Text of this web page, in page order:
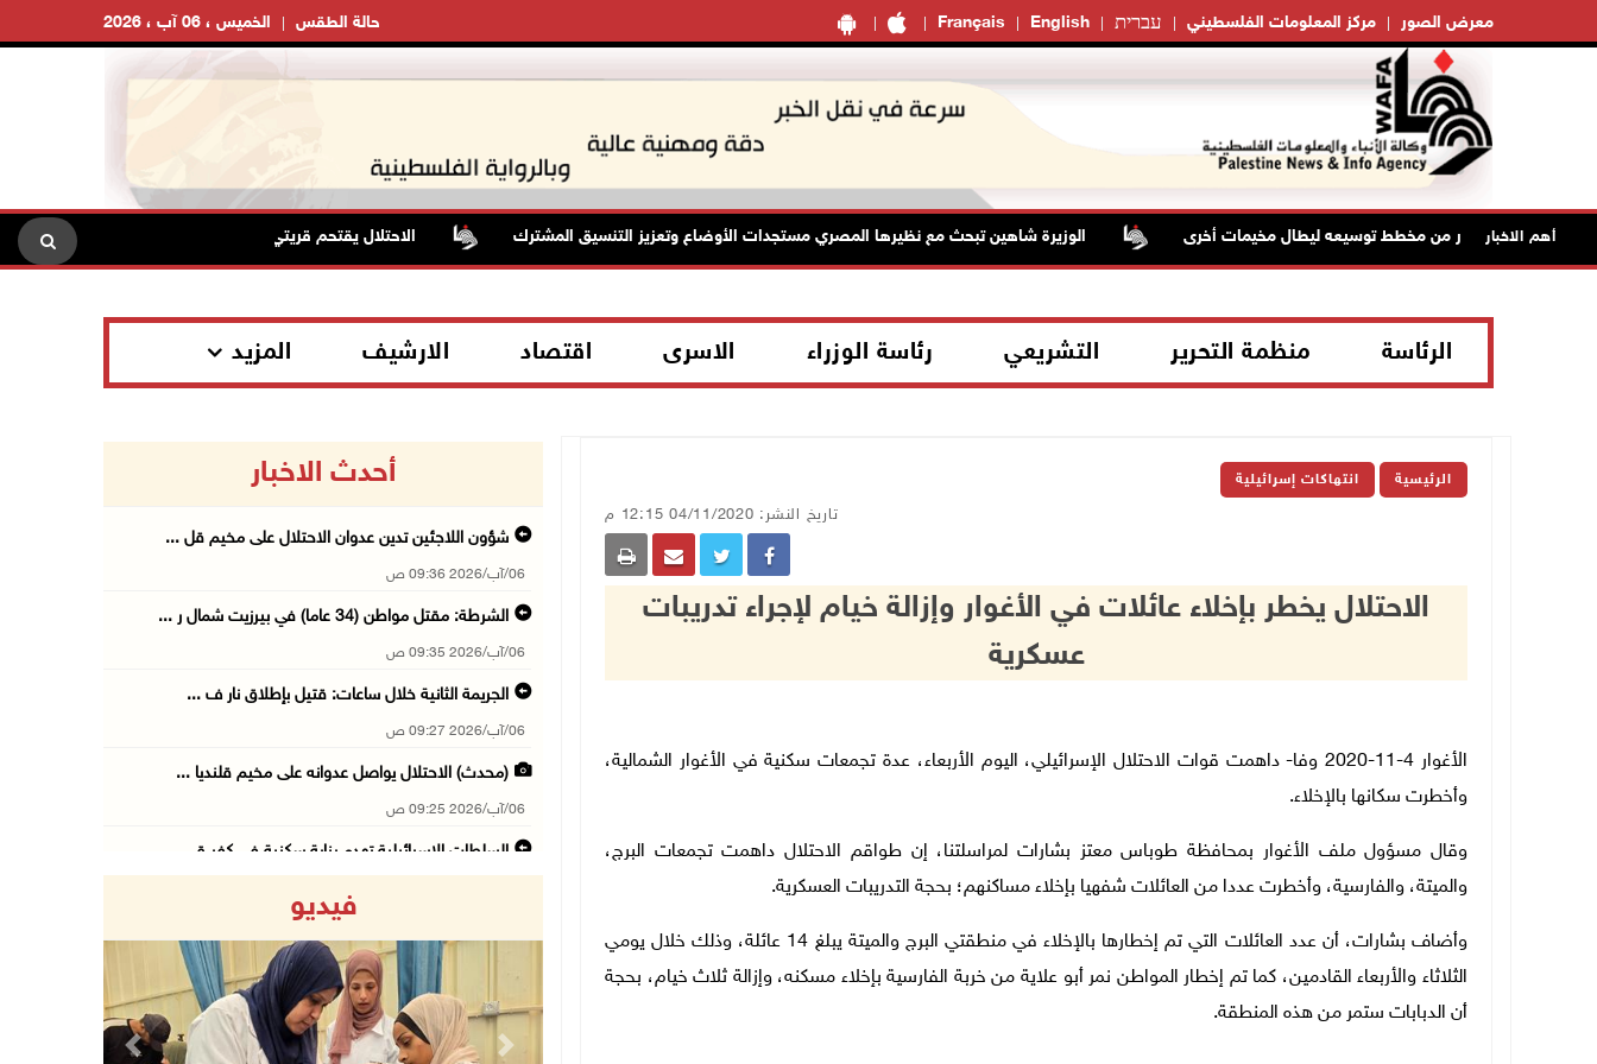
Français English עברית مركز المعلومات الفلسطيني معرض الصور الخميس ، 06 آب ، 2026 حالة الطقس
أهم الاخبار
قلنديا وتحذر من مخطط توسيعه ليطال مخيمات أخرى الوزيرة شاهين تبحث مع نظيرها المصري مستجدات الأوضاع وتعزيز التنسيق المشترك الاحتلال يقتحم قريتي اللبن الشرقية وعمورية جنوب نابلس
الرئاسة منظمة التحرير التشريعي رئاسة الوزراء الاسرى اقتصاد الارشيف المزيد
الرئيسية انتهاكات إسرائيلية
تاريخ النشر: 04/11/2020 12:15 م
الاحتلال يخطر بإخلاء عائلات في الأغوار وإزالة خيام لإجراء تدريبات
عسكرية
الأغوار 4-11-2020 وفا- داهمت قوات الاحتلال الإسرائيلي، اليوم الأربعاء، عدة تجمعات سكنية في الأغوار الشمالية،
وأخطرت سكانها بالإخلاء.
وقال مسؤول ملف الأغوار بمحافظة طوباس معتز بشارات لمراسلتنا، إن طواقم الاحتلال داهمت تجمعات البرج،
والميتة، والفارسية، وأخطرت عددا من العائلات شفهيا بإخلاء مساكنهم؛ بحجة التدريبات العسكرية.
وأضاف بشارات، أن عدد العائلات التي تم إخطارها بالإخلاء في منطقتي البرج والميتة يبلغ 14 عائلة، وذلك خلال يومي
الثلاثاء والأربعاء القادمين، كما تم إخطار المواطن نمر أبو علاية من خربة الفارسية بإخلاء مسكنه، وإزالة ثلاث خيام، بحجة
أن الدبابات ستمر من هذه المنطقة.
أحدث الاخبار
شؤون اللاجئين تدين عدوان الاحتلال على مخيم قل ...
06/آب/2026 09:36 ص
الشرطة: مقتل مواطن (34 عاما) في بيرزيت شمال ر ...
06/آب/2026 09:35 ص
الجريمة الثانية خلال ساعات: قتيل بإطلاق نار ف ...
06/آب/2026 09:27 ص
(محدث) الاحتلال يواصل عدوانه على مخيم قلنديا ...
06/آب/2026 09:25 ص
السلطات الإسرائيلية تهدم بناية سكنية في كفر ق ...
الاحتلال يعتقل 4 مواطنين من محافظة نابلس
06/آب/2026 08:36 ص
فيديو
Previous Next